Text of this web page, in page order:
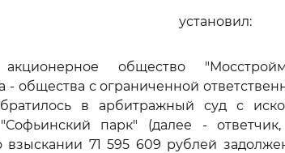
установил:
общество
- общества с ограниченной
в арбитражный суд с
парк" (далее -
взыскании 71 595 609 рублей